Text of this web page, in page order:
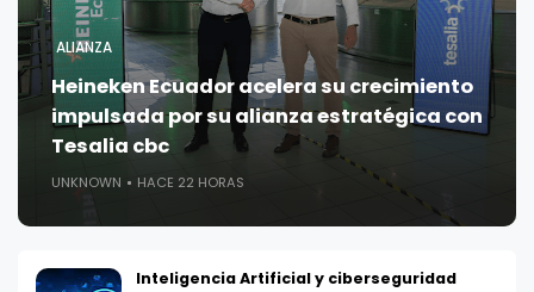
ALIANZA
Heineken Ecuador acelera su crecimiento
impulsada por su alianza estratégica con
Tesalia cbc
UNKNOWN HACE 22 HORAS
Inteligencia Artificial y ciberseguridad